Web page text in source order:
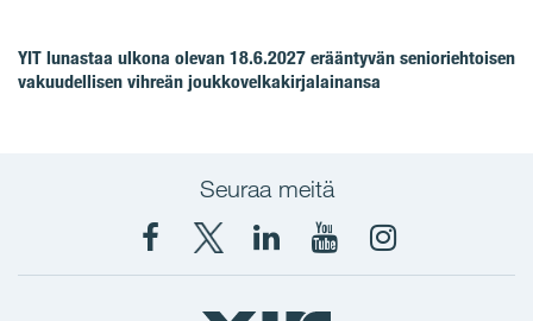
YIT lunastaa ulkona olevan 18.6.2027 erääntyvän senioriehtoisen
vakuudellisen vihreän joukkovelkakirjalainansa
Seuraa meitä
Facebook
X
YIT
YIT
Corporation
YIT
Corporation
Instagram